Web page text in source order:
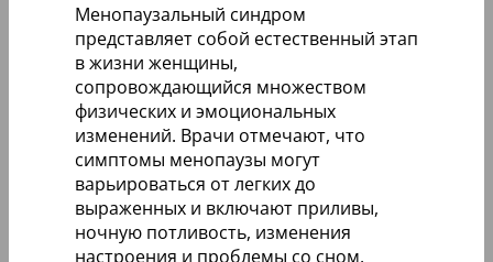
Менопаузальный синдром
представляет собой естественный этап
в жизни женщины,
сопровождающийся множеством
физических и эмоциональных
изменений. Врачи отмечают, что
симптомы менопаузы могут
варьироваться от легких до
выраженных и включают приливы,
ночную потливость, изменения
настроения и проблемы со сном.